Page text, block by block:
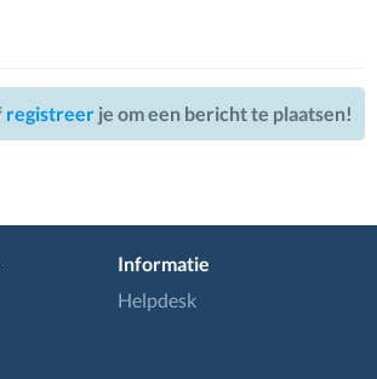
registreer je om een bericht te plaatsen!
Informatie
Helpdesk